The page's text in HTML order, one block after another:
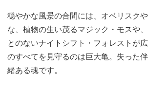
穏やかな風景の合間には、オベリスク
な、植物の生い茂るマジック・モスや
とのないナイトシフト・フォレストが
のすべてを見守るのは巨大亀。失った
緒ある魂です。